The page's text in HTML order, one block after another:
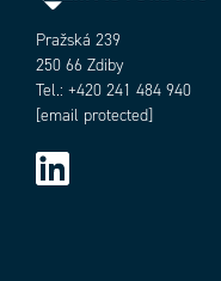
Pražská 239
250 66 Zdiby
Tel.: +420 241 484 940
[email protected]